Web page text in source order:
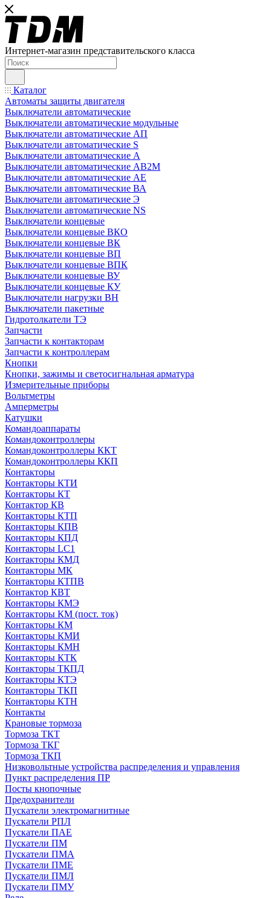
Интернет-магазин представительского класса
Каталог
Автоматы защиты двигателя
Выключатели автоматические
Выключатели автоматические модульные
Выключатели автоматические АП
Выключатели автоматические S
Выключатели автоматические А
Выключатели автоматические АВ2М
Выключатели автоматические АЕ
Выключатели автоматические ВА
Выключатели автоматические Э
Выключатели автоматические NS
Выключатели концевые
Выключатели концевые ВКО
Выключатели концевые ВК
Выключатели концевые ВП
Выключатели концевые ВПК
Выключатели концевые ВУ
Выключатели концевые КУ
Выключатели нагрузки ВН
Выключатели пакетные
Гидротолкатели ТЭ
Запчасти
Запчасти к контакторам
Запчасти к контроллерам
Кнопки
Кнопки, зажимы и светосигнальная арматура
Измерительные приборы
Вольтметры
Амперметры
Катушки
Командоаппараты
Командоконтроллеры
Командоконтроллеры ККТ
Командоконтроллеры ККП
Контакторы
Контакторы КТИ
Контакторы КТ
Контактор КВ
Контакторы КТП
Контакторы КПВ
Контакторы КПД
Контакторы LC1
Контакторы КМД
Контакторы МК
Контакторы КТПВ
Контактор КВТ
Контакторы КМЭ
Контакторы КМ (пост. ток)
Контакторы КМ
Контакторы КМИ
Контакторы КМН
Контакторы КТК
Контакторы ТКПД
Контакторы КТЭ
Контакторы ТКП
Контакторы КТН
Контакты
Крановые тормоза
Тормоза ТКТ
Тормоза ТКГ
Тормоза ТКП
Низковольтные устройства распределения и управления
Пункт распределения ПР
Посты кнопочные
Предохранители
Пускатели электромагнитные
Пускатели РПЛ
Пускатели ПАЕ
Пускатели ПМ
Пускатели ПМА
Пускатели ПМЕ
Пускатели ПМЛ
Пускатели ПМУ